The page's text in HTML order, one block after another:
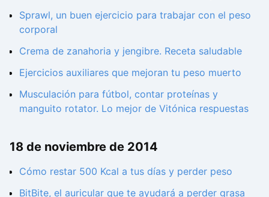
Sprawl, un buen ejercicio para trabajar con el peso
corporal
Crema de zanahoria y jengibre. Receta saludable
Ejercicios auxiliares que mejoran tu peso muerto
Musculación para fútbol, contar proteínas y
manguito rotator. Lo mejor de Vitónica respuestas
18 de noviembre de 2014
Cómo restar 500 Kcal a tus días y perder peso
BitBite, el auricular que te ayudará a perder grasa